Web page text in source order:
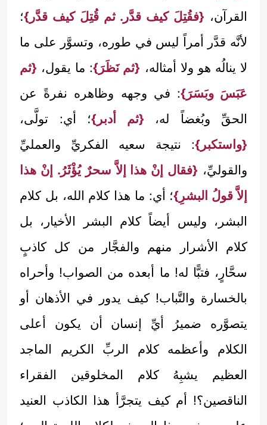
القرآن، {فقُتِلَ كيف قدَّر. ثم قُتِلَ كيف قدَّر}؛
لأنَّه قدَّر أمراً ليس في طوره، وتسوَّر على ما
لا ينالُه هو ولا أمثاله، {ثم نَظَرَ}: ما يقول، {ثم
عَبَسَ وبَسَرَ}: في وجهه وظاهره نفرةً عن
الحقِّ وبُغضاً له، {ثم أدبر}؛ أي: تولَّى،
{واستكبر}: نتيجة سعيه الفكريِّ والعمليِّ
والقوليِّ، {فقال إنْ هذا إلاَّ سحرٌ يُؤْثَرُ. إنْ هذا
إلاَّ قولُ البشرِ}؛ أي: ما هذا كلام الله، بل كلام
البشر، وليس أيضاً كلام البشر الأخيار، بل
كلام الأشرار منهم والفجَّار من كل كاذبٍ
سحَّارٍ، فتبًّا له! ما أبعده من الصواب! وأحراه
بالخسارة والتَّباب! كيف يدور في الأذهان أو
يتصوَّره ضميرُ أيِّ إنسان أن يكون أعلى
الكلام وأعظمه كلام الربِّ الكريم الماجد
العظيم يشبِهُ كلام المخلوقين الفقراء
الناقصين؟! أم كيف يتجرَّأ هذا الكاذب العنيد